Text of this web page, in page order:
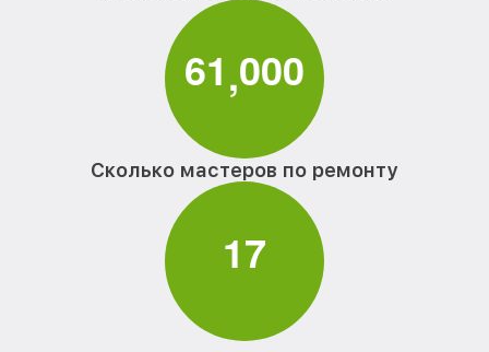
61,000
Сколько мастеров по ремонту
17